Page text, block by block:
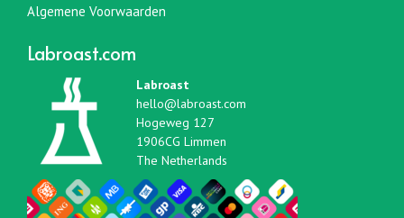
Algemene Voorwaarden
Labroast.com
Labroast
hello@labroast.com
Hogeweg 127
1906CG Limmen
The Netherlands